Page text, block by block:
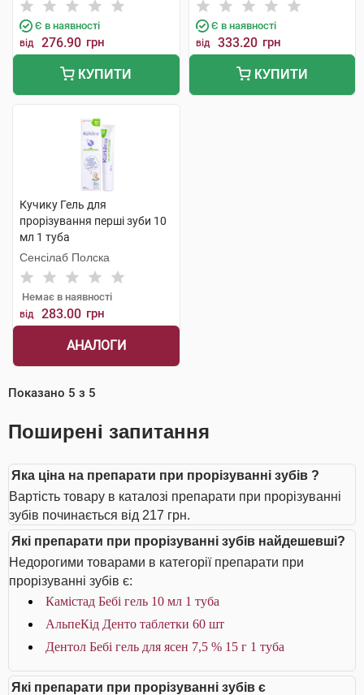
Є в наявності
від 276.90 грн
КУПИТИ
Є в наявності
від 333.20 грн
КУПИТИ
Кучику Гель для
прорізування перші зуби 10
мл 1 туба
Сенсілаб Полска
Немає в наявності
від 283.00 грн
АНАЛОГИ
Показано 5 з 5
Поширені запитання
Яка ціна на препарати при прорізуванні зубів ?
Вартість товару в каталозі препарати при прорізуванні
зубів починається від 217 грн.
Які препарати при прорізуванні зубів найдешевші?
Недорогими товарами в категорії препарати при
прорізуванні зубів є:
Камістад Бебі гель 10 мл 1 туба
АльпеКід Денто таблетки 60 шт
Дентол Бебі гель для ясен 7,5 % 15 г 1 туба
Які препарати при прорізуванні зубів є